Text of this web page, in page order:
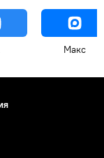
Макс